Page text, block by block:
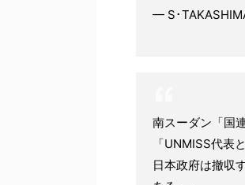
— S･
南スーダン「国
「UNMISS代表
日本政府は撤収